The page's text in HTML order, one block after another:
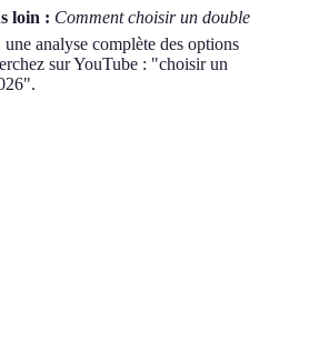
loin : Comment choisir un double
une analyse complète des options
sur YouTube : "choisir un